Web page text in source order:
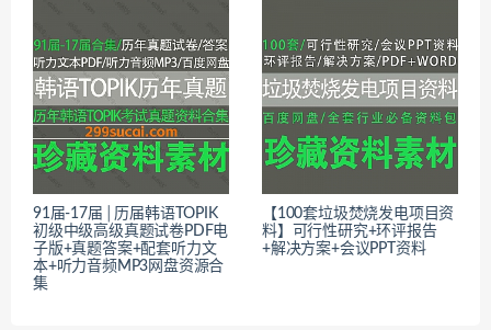
91届-17届│历届韩语TOPIK
初级中级高级真题试卷PDF电
子版+真题答案+配套听力文
本+听力音频MP3网盘资源合
集
【100套垃圾焚烧发电项目资
料】可行性研究+环评报告
+解决方案+会议PPT资料